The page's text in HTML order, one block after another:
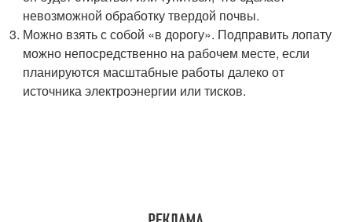
невозможной обработку твердой почвы.
Можно взять с собой «в дорогу». Подправить лопату
можно непосредственно на рабочем месте, если
планируются масштабные работы далеко от
источника электроэнергии или тисков.